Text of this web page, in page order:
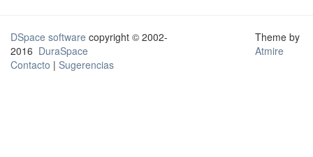
DSpace software copyright © 2002-
2016 DuraSpace
Contacto | Sugerencias
Theme by
Atmire